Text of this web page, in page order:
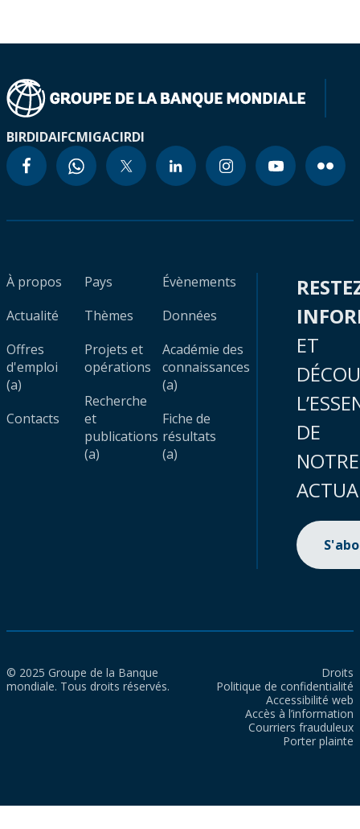
BIRDIDAIFCMIGACIRDI
À propos
Actualité
Offres
d'emploi
(a)
Contacts
Pays
Thèmes
Projets et
opérations
Recherche
et
publications
(a)
Évènements
Données
Académie des
connaissances
(a)
Fiche de
résultats
(a)
ET
DE
NOTRE
© 2025 Groupe de la Banque
mondiale. Tous droits réservés.
Droits
Politique de confidentialité
Accessibilité web
Accès à l’information
Courriers frauduleux
Porter plainte